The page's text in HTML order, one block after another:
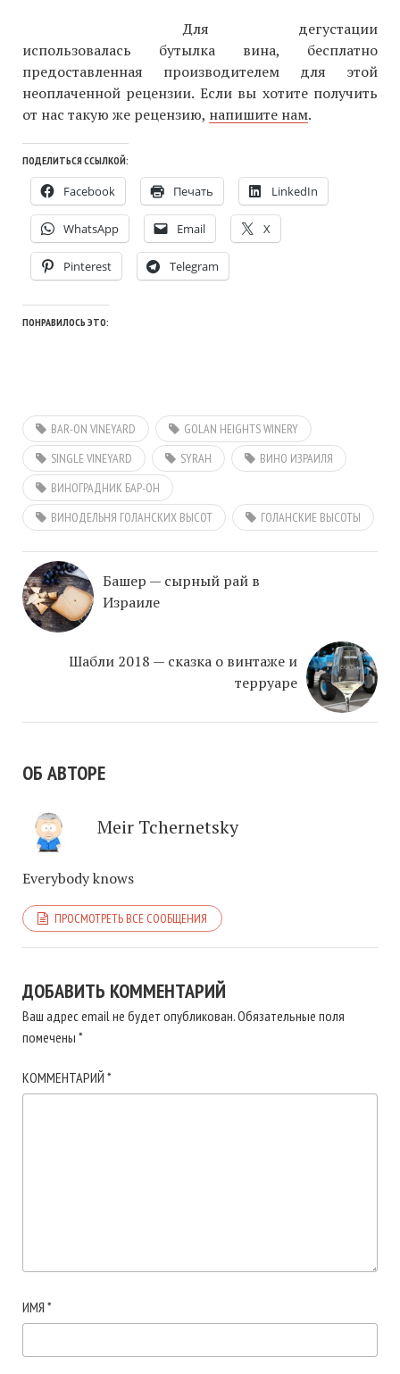
Для дегустации
использовалась бутылка вина, бесплатно
предоставленная производителем для этой
неоплаченной рецензии. Если вы хотите получить
от нас такую же рецензию, напишите нам.
ПОДЕЛИТЬСЯ ССЫЛКОЙ:
Facebook Печать LinkedIn
WhatsApp Email X
Pinterest Telegram
ПОНРАВИЛОСЬ ЭТО:
BAR-ON VINEYARD
GOLAN HEIGHTS WINERY
SINGLE VINEYARD
SYRAH
ВИНО ИЗРАИЛЯ
ВИНОГРАДНИК БАР-ОН
ВИНОДЕЛЬНЯ ГОЛАНСКИХ ВЫСОТ
ГОЛАНСКИЕ ВЫСОТЫ
Башер — сырный рай в
Израиле
Шабли 2018 — сказка о винтаже и
терруаре
ОБ АВТОРЕ
Meir Tchernetsky
Everybody knows
ПРОСМОТРЕТЬ ВСЕ СООБЩЕНИЯ
ДОБАВИТЬ КОММЕНТАРИЙ
Ваш адрес email не будет опубликован.Обязательные поля
помечены *
КОММЕНТАРИЙ *
ИМЯ *